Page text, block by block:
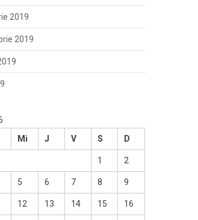
2019
2019
Mi J V S D
1 2
5 6 7 8 9
12 13 14 15 16